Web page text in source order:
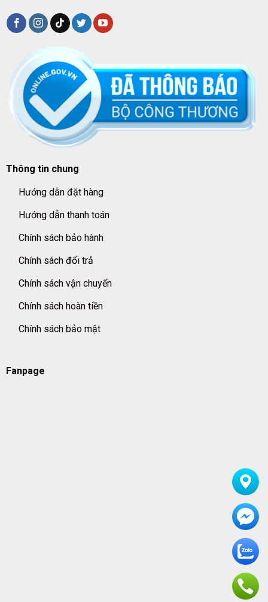
Thông tin chung
Hướng dẫn đặt hàng
Hướng dẫn thanh toán
Chính sách bảo hành
Chính sách đổi trả
Chính sách vận chuyển
Chính sách hoàn tiền
Chính sách bảo mật
Fanpage